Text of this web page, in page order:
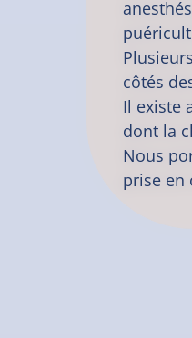
côtés
Il existe
dont la
Nous
prise en